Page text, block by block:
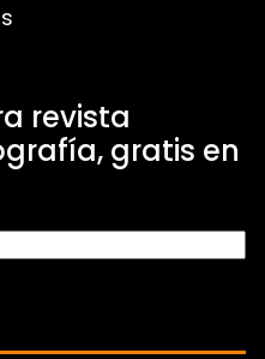
revista
gratis en